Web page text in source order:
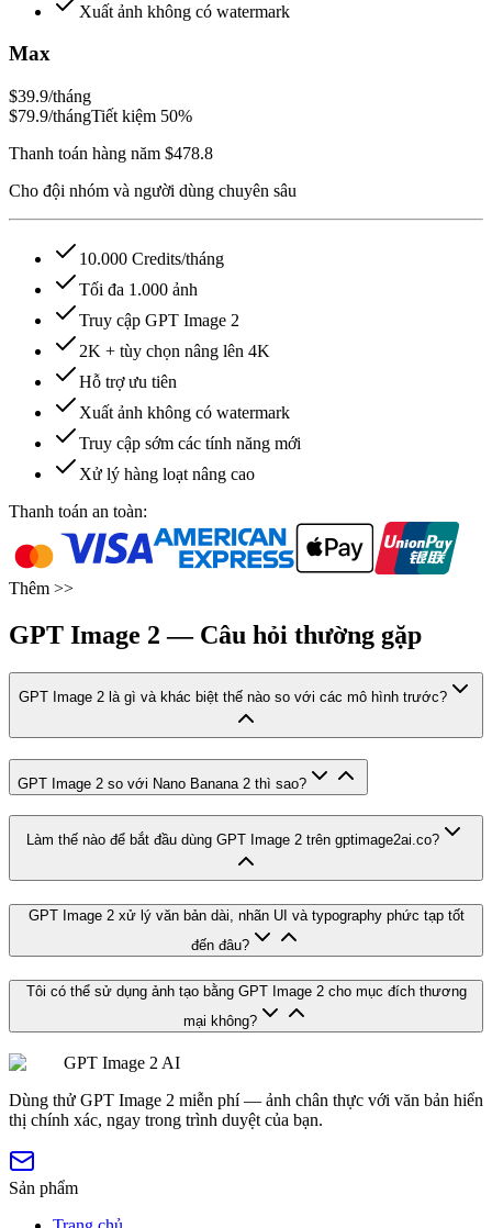
Xuất ảnh không có watermark
Max
$39.9/tháng
$79.9/thángTiết kiệm 50%
Thanh toán hàng năm $478.8
Cho đội nhóm và người dùng chuyên sâu
10.000 Credits/tháng
Tối đa 1.000 ảnh
Truy cập GPT Image 2
2K + tùy chọn nâng lên 4K
Hỗ trợ ưu tiên
Xuất ảnh không có watermark
Truy cập sớm các tính năng mới
Xử lý hàng loạt nâng cao
Thanh toán an toàn:
Thêm >>
GPT Image 2 — Câu hỏi thường gặp
GPT Image 2 là gì và khác biệt thế nào so với các mô hình trước?
GPT Image 2 so với Nano Banana 2 thì sao?
Làm thế nào để bắt đầu dùng GPT Image 2 trên gptimage2ai.co?
GPT Image 2 xử lý văn bản dài, nhãn UI và typography phức tạp tốt
đến đâu?
Tôi có thể sử dụng ảnh tạo bằng GPT Image 2 cho mục đích thương
mại không?
GPT Image 2 AI
Dùng thử GPT Image 2 miễn phí — ảnh chân thực với văn bản hiển
thị chính xác, ngay trong trình duyệt của bạn.
Sản phẩm